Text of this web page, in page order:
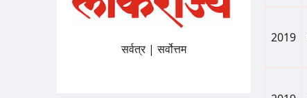
2019
सर्वत्र | सर्वोत्तम